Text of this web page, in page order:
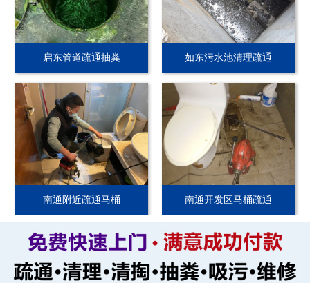
启东管道疏通抽粪 如东污水池清理疏通
南通附近疏通马桶 南通开发区马桶疏通